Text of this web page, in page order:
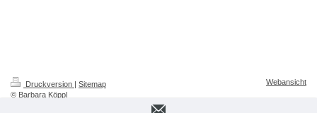
Druckversion | Sitemap
© Barbara Köppl
Webansicht